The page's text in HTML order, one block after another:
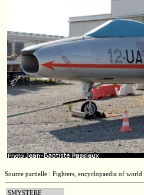
Source partielle : Fighters, encyclopaedia of
SMYSTERE